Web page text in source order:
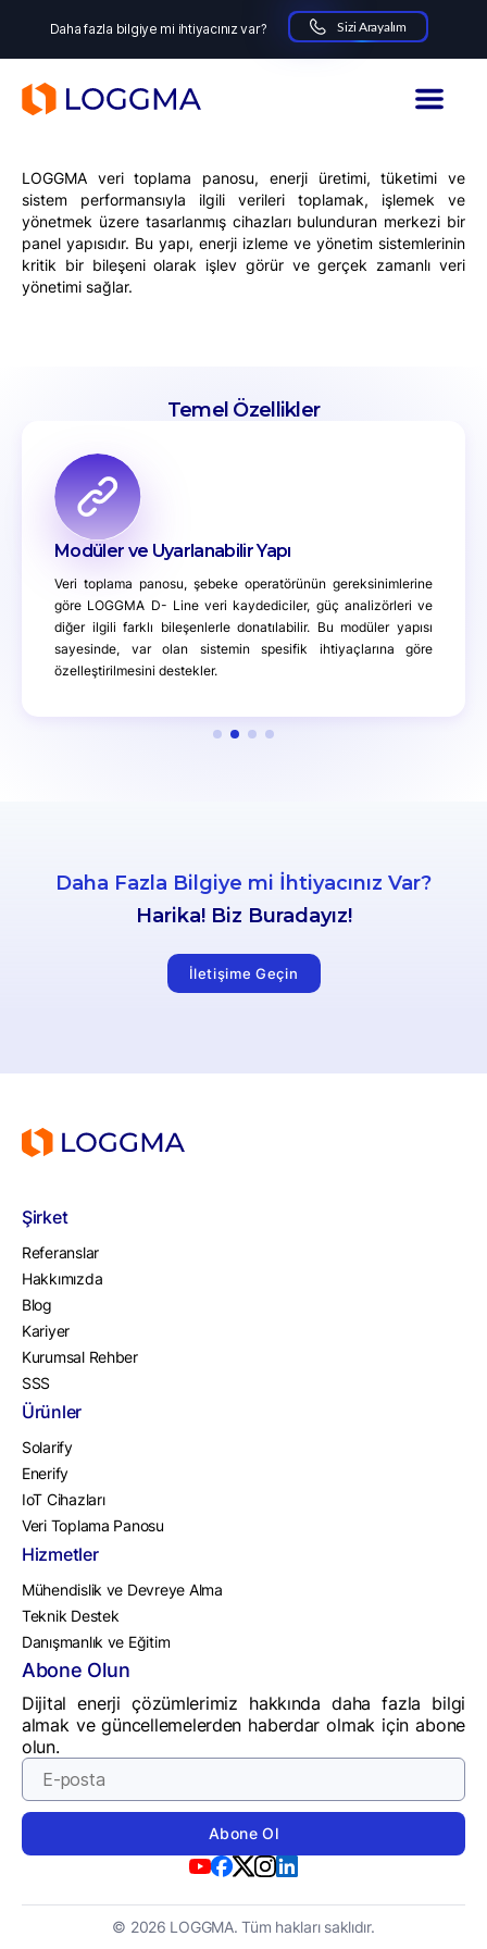
Daha fazla bilgiye mi ihtiyacınız var? Sizi Arayalım
LOGGMA veri toplama panosu, enerji üretimi, tüketimi ve
sistem performansıyla ilgili verileri toplamak, işlemek ve
yönetmek üzere tasarlanmış cihazları bulunduran merkezi bir
panel yapısıdır. Bu yapı, enerji izleme ve yönetim sistemlerinin
kritik bir bileşeni olarak işlev görür ve gerçek zamanlı veri
yönetimi sağlar.
Temel Özellikler
Modüler ve Uyarlanabilir Yapı
Veri toplama panosu, şebeke operatörünün gereksinimlerine
göre LOGGMA D- Line veri kaydediciler, güç analizörleri ve
diğer ilgili farklı bileşenlerle donatılabilir. Bu modüler yapısı
sayesinde, var olan sistemin spesifik ihtiyaçlarına göre
özelleştirilmesini destekler.
Daha Fazla Bilgiye mi İhtiyacınız Var?
Harika! Biz Buradayız!
İletişime Geçin
Şirket
Referanslar
Hakkımızda
Blog
Kariyer
Kurumsal Rehber
SSS
Ürünler
Solarify
Enerify
IoT Cihazları
Veri Toplama Panosu
Hizmetler
Mühendislik ve Devreye Alma
Teknik Destek
Danışmanlık ve Eğitim
Abone Olun
Dijital enerji çözümlerimiz hakkında daha fazla bilgi
almak ve güncellemelerden haberdar olmak için abone
olun.
© 2026 LOGGMA. Tüm hakları saklıdır.